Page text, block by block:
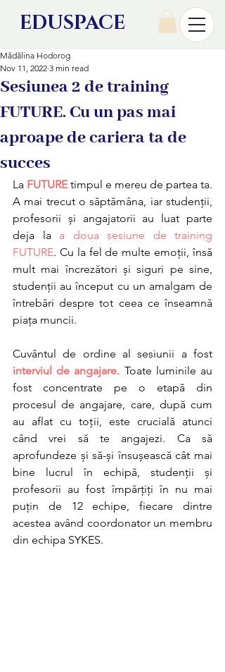
EDUSPACE
Sesiunea 2 de training
FUTURE. Cu un pas mai
aproape de cariera ta de
succes
Mădălina Hodorog
Nov 11, 2022 3 min read
La FUTURE timpul e mereu de partea ta.
A mai trecut o săptămâna, iar studenții,
profesorii și angajatorii au luat parte
deja la a doua sesiune de training
FUTURE. Cu la fel de multe emoții, însă
mult mai încrezători și siguri pe sine,
studenții au început cu un amalgam de
întrebări despre tot ceea ce înseamnă
piața muncii.
interviul de angajare. Toate luminile au
fost concentrate pe o etapă din
procesul de angajare, care, după cum
au aflat cu toții, este crucială atunci
când vrei să te angajezi. Ca să
aprofundeze și să-și însușească cât mai
bine lucrul în echipă, studenții și
profesorii au fost împărțiți în nu mai
puțin de 12 echipe, fiecare dintre
acestea având coordonator un membru
din echipa SYKES.